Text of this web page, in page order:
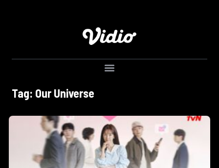
Tag: Our Universe